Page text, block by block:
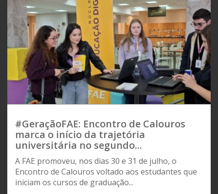
#GeraçãoFAE: Encontro de Calouros
marca o início da trajetória
universitária no segundo...
A FAE promoveu, nos dias 30 e 31 de julho, o
Encontro de Calouros voltado aos estudantes que
iniciam os cursos de graduação...